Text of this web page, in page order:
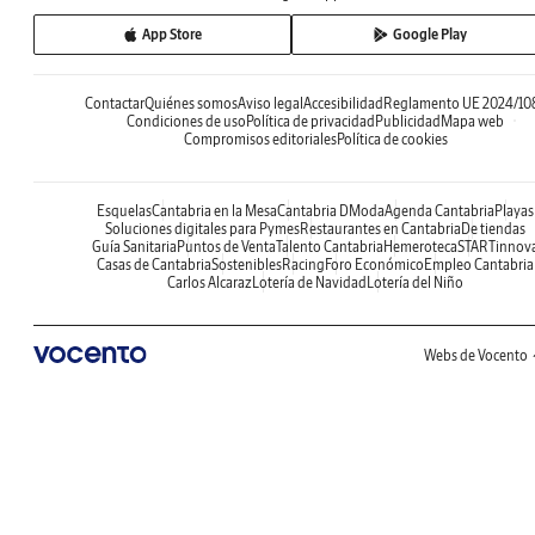
App Store Google Play
ContactarQuiénes somosAviso legalAccesibilidadReglamento UE 2024/
Condiciones de usoPolítica de privacidadPublicidadMapa web
Compromisos editorialesPolítica de cookies
EsquelasCantabria en la MesaCantabria DModaAgenda CantabriaPlayas
Soluciones digitales para PymesRestaurantes en CantabriaDe tiendas
Guía SanitariaPuntos de VentaTalento CantabriaHemeroteca
Casas de CantabriaSosteniblesRacingForo EconómicoEmpleo Cantabria
Carlos AlcarazLotería de NavidadLotería del Niño
Webs de Vocento